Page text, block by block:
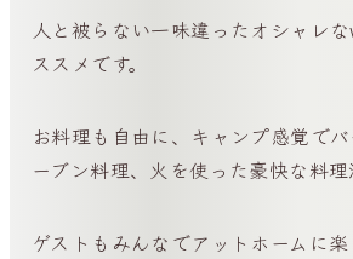
人と被らない一味違ったオシャレ
ススメです。
お料理も自由に、キャンプ感覚で
ーブン料理、火を使った豪快な料理
ゲストもみんなでアットホームに